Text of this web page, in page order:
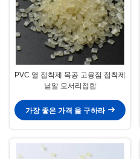
PVC 열 접착제 목공 고융점 접착제
낟알 모서리접합
가장 좋은 가격 을 구하라